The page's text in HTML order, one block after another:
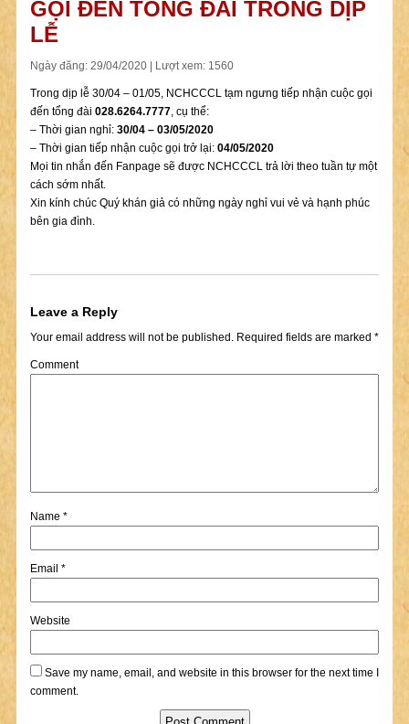
GỌI ĐẾN TỔNG ĐÀI TRONG DỊP
LỄ
Ngày đăng: 29/04/2020 | Lượt xem: 1560
Trong dịp lễ 30/04 – 01/05, NCHCCCL tạm ngưng tiếp nhận cuộc gọi
đến tổng đài 028.6264.7777, cụ thể:
– Thời gian nghỉ: 30/04 – 03/05/2020
– Thời gian tiếp nhận cuộc gọi trở lại: 04/05/2020
Mọi tin nhắn đến Fanpage sẽ được NCHCCCL trả lời theo tuần tự một
cách sớm nhất.
Xin kính chúc Quý khán giả có những ngày nghỉ vui vẻ và hạnh phúc
bên gia đình.
Leave a Reply
Your email address will not be published.Required fields are marked *
Comment
Name *
Email *
Website
Save my name, email, and website in this browser for the next time I
comment.